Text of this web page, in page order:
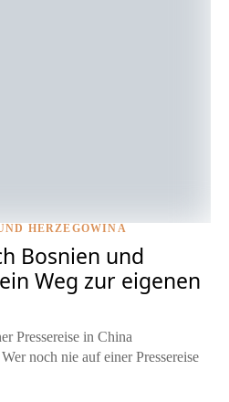
Foto © Kathi Numic
HERZEGOWINA
Bosnien und
Weg zur eigenen
Pressereise in China
noch nie auf einer Pressereise